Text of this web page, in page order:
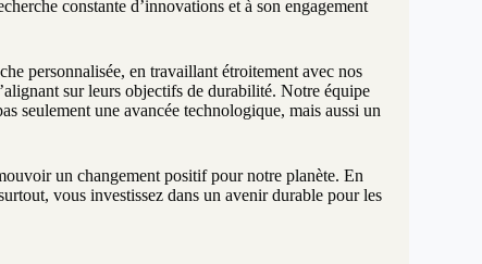
constante d’innovations et à son engagement
personnalisée, en travaillant étroitement avec nos
sur leurs objectifs de durabilité. Notre équipe
seulement une avancée technologique, mais aussi un
un changement positif pour notre planète. En
vous investissez dans un avenir durable pour les